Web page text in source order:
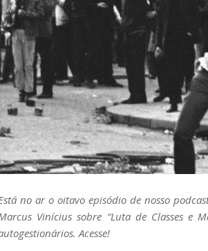
no ar o oitavo episódio de nosso
Vinícius sobre “Luta de Classes e
Acesse!